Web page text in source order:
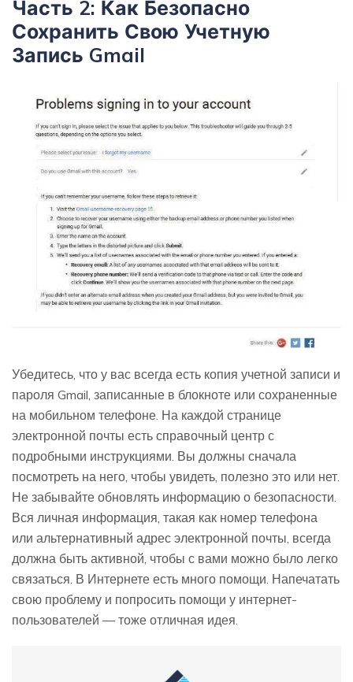
Часть 2: Как Безопасно
Сохранить Свою Учетную
Запись Gmail
Убедитесь, что у вас всегда есть копия учетной записи и
пароля Gmail, записанные в блокноте или сохраненные
на мобильном телефоне. На каждой странице
электронной почты есть справочный центр с
подробными инструкциями. Вы должны сначала
посмотреть на него, чтобы увидеть, полезно это или нет.
Не забывайте обновлять информацию о безопасности.
Вся личная информация, такая как номер телефона
или альтернативный адрес электронной почты, всегда
должна быть активной, чтобы с вами можно было легко
связаться. В Интернете есть много помощи. Напечатать
свою проблему и попросить помощи у интернет-
пользователей — тоже отличная идея.